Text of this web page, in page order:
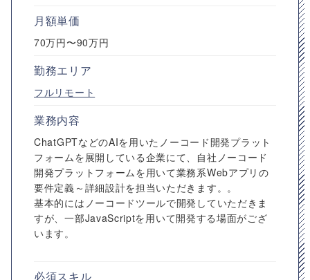
月額単価
70万円〜90万円
勤務エリア
フルリモート
業務内容
ChatGPTなどのAIを用いたノーコード開発プラット
フォームを展開している企業にて、自社ノーコード
開発プラットフォームを用いて業務系Webアプリの
要件定義～詳細設計を担当いただきます。。
基本的にはノーコードツールで開発していただきま
すが、一部JavaScriptを用いて開発する場面がござ
います。
必須スキル